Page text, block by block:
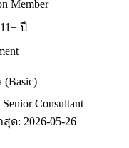
Member
ปี
(Basic)
Senior Consultant —
สุด: 2026-05-26